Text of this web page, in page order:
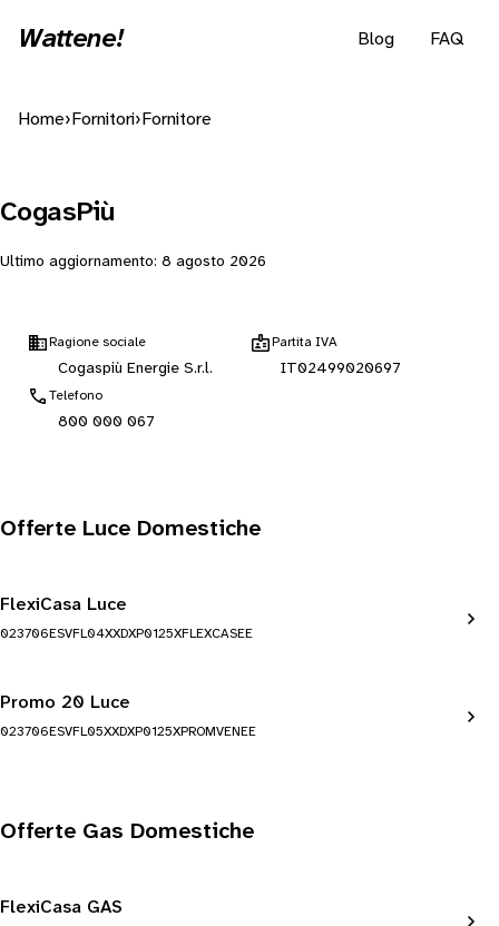
Wattene! Blog FAQ
Home› Fornitori› Fornitore
CogasPiù
Ultimo aggiornamento: 8 agosto 2026
Ragione sociale
Cogaspiù Energie S.r.l.
Partita IVA
IT02499020697
Telefono
800 000 067
Offerte Luce Domestiche
FlexiCasa Luce
023706ESVFL04XXDXP0125XFLEXCASEE
Promo 20 Luce
023706ESVFL05XXDXP0125XPROMVENEE
Offerte Gas Domestiche
FlexiCasa GAS